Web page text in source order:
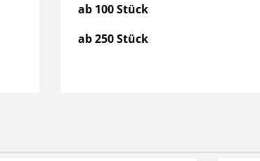
ab 100 Stück
ab 250 Stück